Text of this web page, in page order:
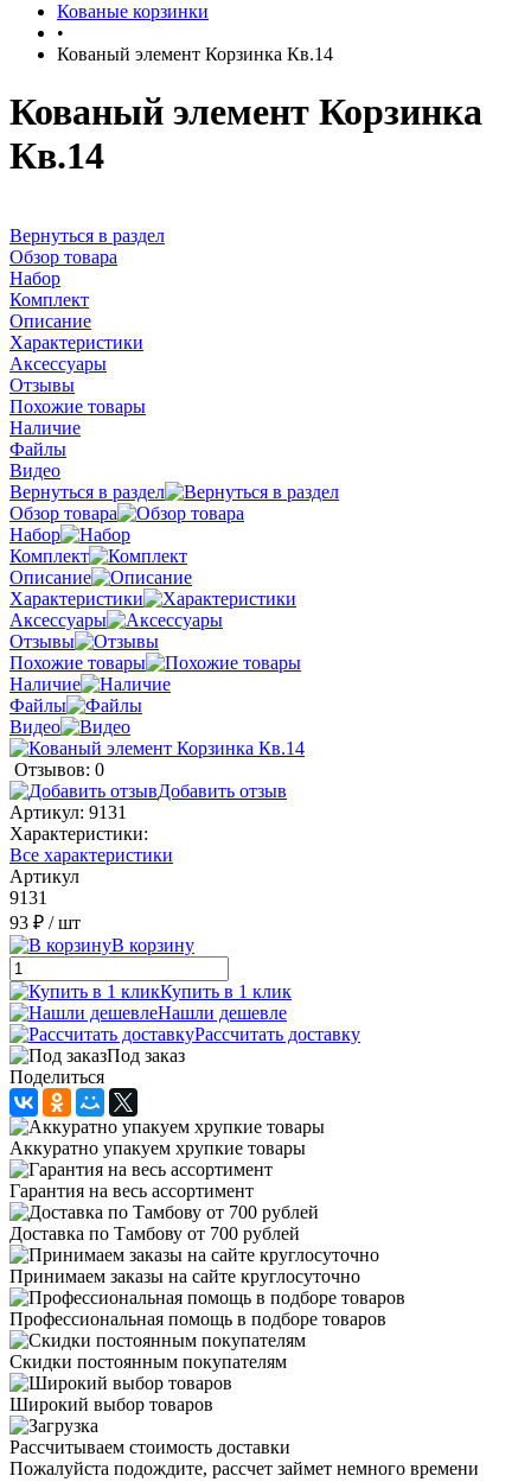
Кованые корзинки
•
Кованый элемент Корзинка Кв.14
Кованый элемент Корзинка
Кв.14
Вернуться в раздел
Обзор товара
Набор
Комплект
Описание
Характеристики
Аксессуары
Отзывы
Похожие товары
Наличие
Файлы
Видео
Вернуться в раздел
Обзор товара
Набор
Комплект
Описание
Характеристики
Аксессуары
Отзывы
Похожие товары
Наличие
Файлы
Видео
Отзывов: 0
Добавить отзыв
Артикул: 9131
Характеристики:
Все характеристики
Артикул
9131
93 ₽ / шт
В корзину
Купить в 1 клик
Нашли дешевле
Рассчитать доставку
Под заказ
Поделиться
Аккуратно упакуем хрупкие товары
Гарантия на весь ассортимент
Доставка по Тамбову от 700 рублей
Принимаем заказы на сайте круглосуточно
Профессиональная помощь в подборе товаров
Скидки постоянным покупателям
Широкий выбор товаров
Рассчитываем стоимость доставки
Пожалуйста подождите, рассчет займет немного времени